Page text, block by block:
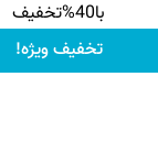
با40%تخفیف
تخفیف ویژه!